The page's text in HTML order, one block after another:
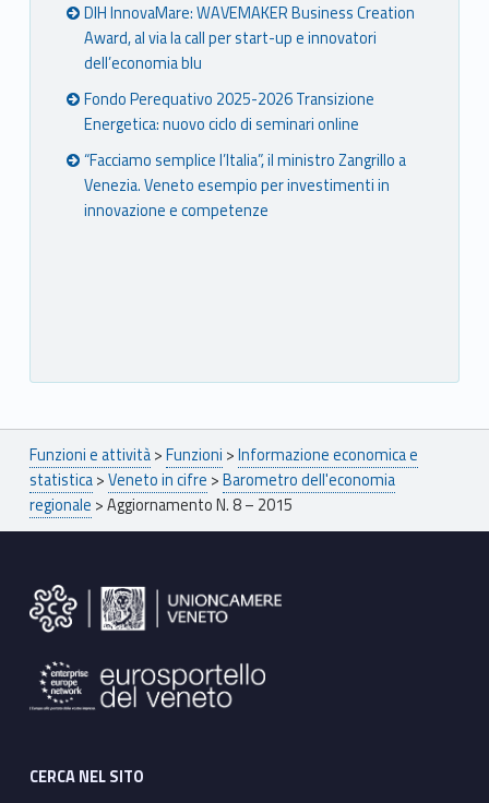
DIH InnovaMare: WAVEMAKER Business Creation
Award, al via la call per start-up e innovatori
dell’economia blu
Fondo Perequativo 2025-2026 Transizione
Energetica: nuovo ciclo di seminari online
“Facciamo semplice l’Italia”, il ministro Zangrillo a
Venezia. Veneto esempio per investimenti in
innovazione e competenze
Breadcrumbs navigation
Funzioni e attività>Funzioni >Informazione economica e
statistica>Veneto in cifre >Barometro dell'economia
regionale >Aggiornamento N. 8 – 2015
CERCA NEL SITO